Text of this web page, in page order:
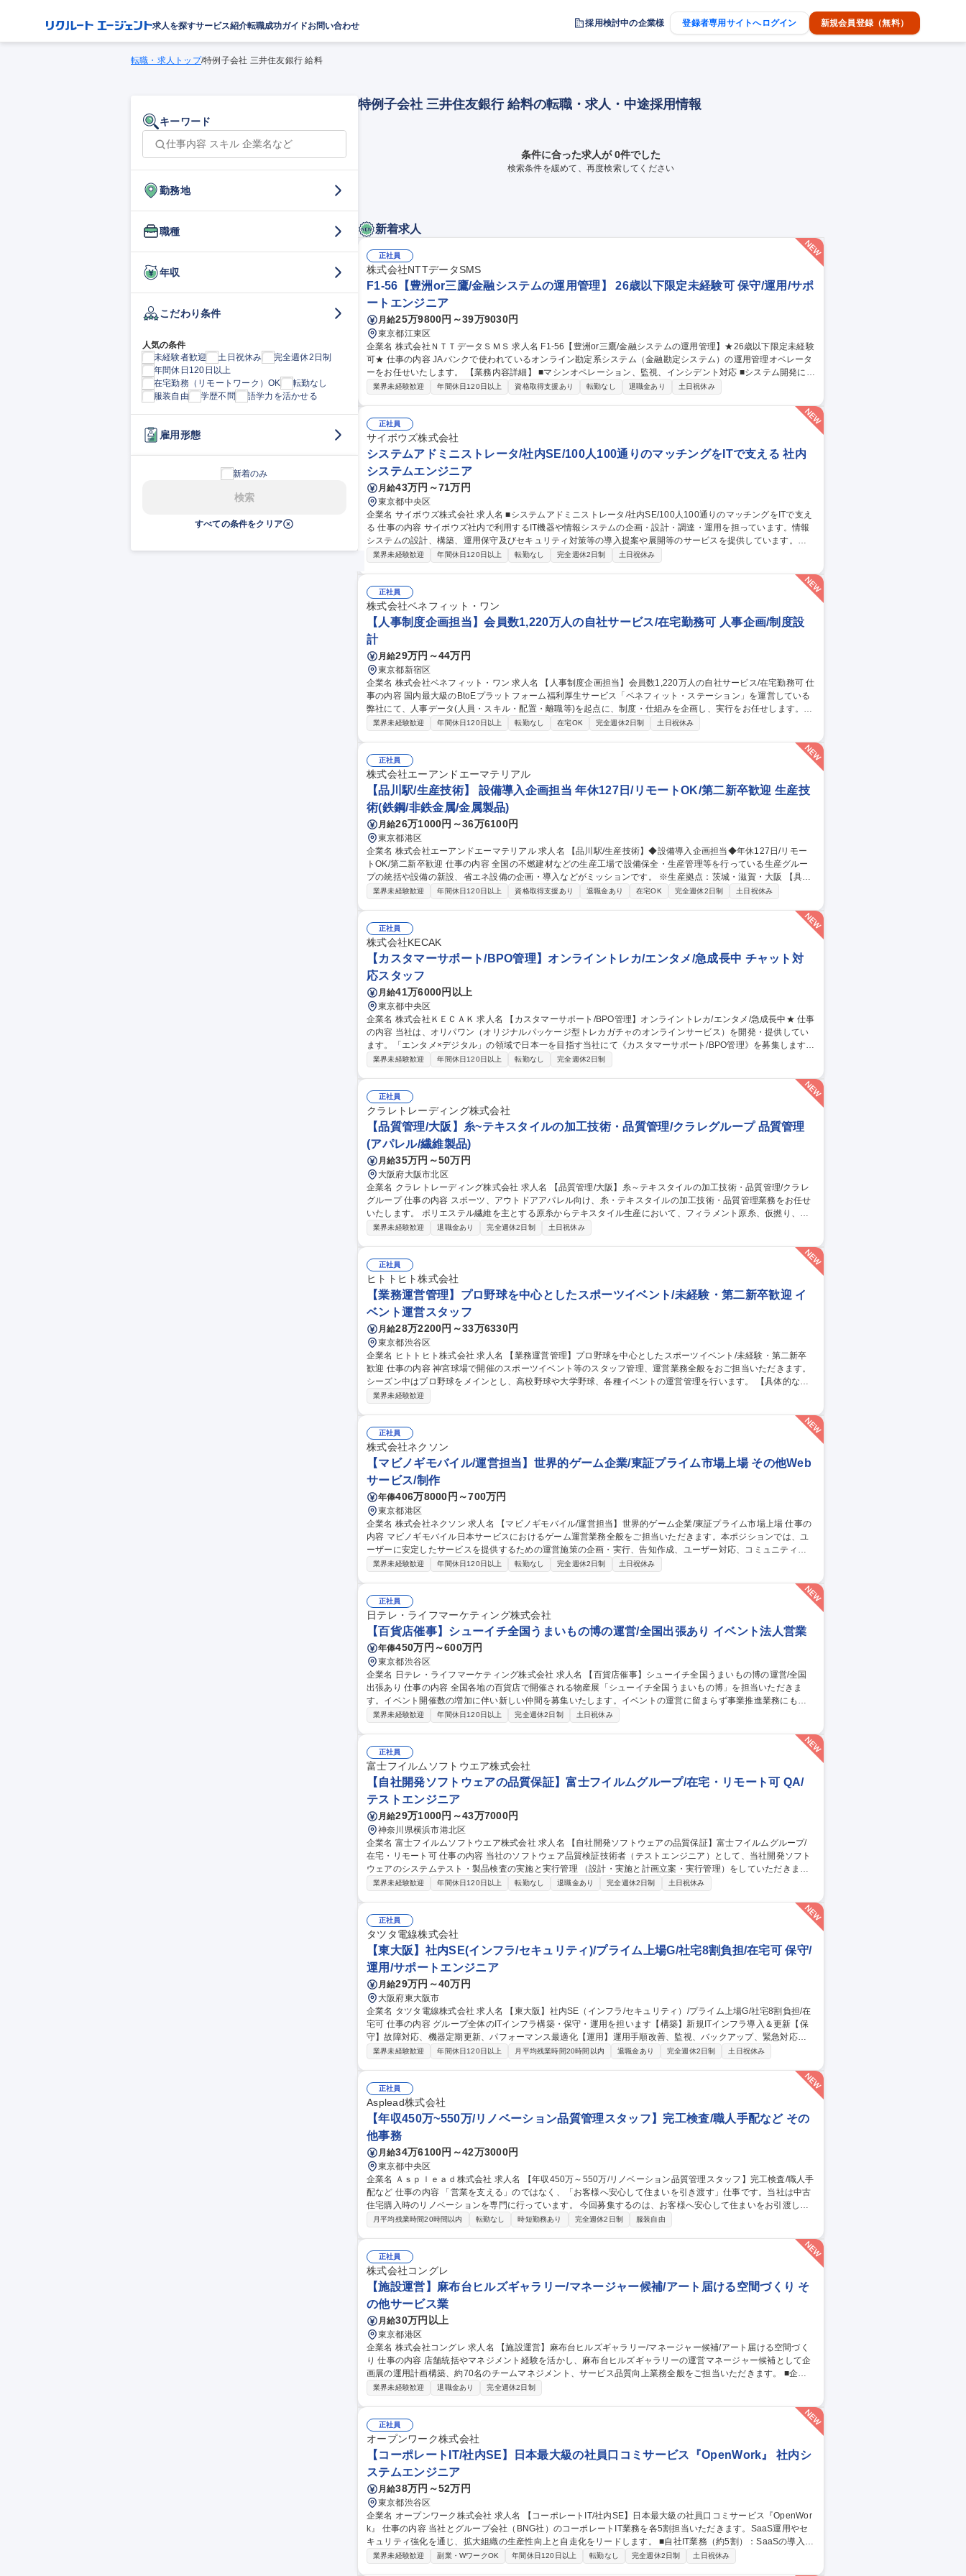
求人を探すサービス紹介転職成功ガイドお問い合わせ 採用検討中の企業様 登録者専用サイトへログイン 新規会員登録（無料）
転職・求人トップ/特例子会社 三井住友銀行 給料
キーワード
勤務地
職種
年収
こだわり条件
人気の条件
未経験者歓迎
土日祝休み
完全週休2日制
年間休日120日以上
在宅勤務（リモートワーク）OK
転勤なし
服装自由
学歴不問 語学力を活かせる
雇用形態
新着のみ
検索
すべての条件をクリア
特例子会社 三井住友銀行 給料の転職・求人・中途採用情報
条件に合った求人が 0件でした
検索条件を緩めて、再度検索してください
新着求人
正社員
株式会社NTTデータSMS
F1-56【豊洲or三鷹/金融システムの運用管理】 26歳以下限定未経験可 保守/運用/サポ
ートエンジニア
月給25万9800円～39万9030円
東京都江東区
企業名 株式会社ＮＴＴデータＳＭＳ 求人名 F1-56【豊洲or三鷹/金融システムの運用管理】★26歳以下限定未経験
可★ 仕事の内容 JAバンクで使われているオンライン勘定系システム（金融勘定システム）の運用管理オペレータ
ーをお任せいたします。 【業務内容詳細】 ■マシンオペレーション、監視、インシデント対応 ■システム開発に伴
う運用受け入れ推進 ■改善活動、各種報告書作成 【業務の魅力】 ITILに基づいた大規模金融システムの運用業務
業界未経験歓迎 年間休日120日以上 資格取得支援あり 転勤なし 退職金あり 土日祝休み
正社員
サイボウズ株式会社
システムアドミニストレータ/社内SE/100人100通りのマッチングをITで支える 社内
システムエンジニア
月給43万円～71万円
東京都中央区
企業名 サイボウズ株式会社 求人名 ■システムアドミニストレータ/社内SE/100人100通りのマッチングをITで支え
る 仕事の内容 サイボウズ社内で利用するIT機器や情報システムの企画・設計・調達・運用を担っています。情報
システムの設計、構築、運用保守及びセキュリティ対策等の導入提案や展開等のサービスを提供しています。
【業務内容】■サイボウズの働き方を支えるITシステムの設計/構築/運用保守■社内用IaaS/SaaS/Idpの設計/構築/運
※当社の企業理念を実現するための社内環境づくり、つまり「チームワークあふれる“会社”を創る」ために「いつ
でも、どこでも、誰とでも、最高の仕事ができるITを提供する」をミッションとしています 募集職種 ■システムア
ドミニストレータ/社内SE/100人100通りのマッチングをITで支える
業界未経験歓迎 年間休日120日以上 転勤なし 完全週休2日制 土日祝休み
正社員
株式会社ベネフィット・ワン
【人事制度企画担当】会員数1,220万人の自社サービス/在宅勤務可 人事企画/制度設
計
月給29万円～44万円
東京都新宿区
企業名 株式会社ベネフィット・ワン 求人名 【人事制度企画担当】会員数1,220万人の自社サービス/在宅勤務可 仕
事の内容 国内最大級のBtoEプラットフォーム福利厚生サービス「ベネフィット・ステーション」を運営している
弊社にて、人事データ(人員・スキル・配置・離職等)を起点に、制度・仕組みを企画し、実行をお任せします。
【詳細】■人事制度(等級・評価・報酬等)の企画・改定・運用■要員計画・人員管理の高度化、モニタリング■人事
事発令・データ管理■人事システム運用改善■雇用契約管理■労務相談・リスク対応※ご経験が少ない場合は育成し
ていきますのでご安心ください※経験に応じ給与や勤怠、福利厚生制度の運用実務もお任せ。 募集職種 【人事制
度企画担当】会員数1,220万人の自社サービス/在宅勤務可
業界未経験歓迎 年間休日120日以上 転勤なし 在宅OK 完全週休2日制 土日祝休み
正社員
株式会社エーアンドエーマテリアル
【品川駅/生産技術】 設備導入企画担当 年休127日/リモートOK/第二新卒歓迎 生産技
術(鉄鋼/非鉄金属/金属製品)
月給26万1000円～36万6100円
東京都港区
企業名 株式会社エーアンドエーマテリアル 求人名 【品川駅/生産技術】◆設備導入企画担当◆年休127日/リモー
トOK/第二新卒歓迎 仕事の内容 全国の不燃建材などの生産工場で設備保全・生産管理等を行っている生産グルー
プの統括や設備の新設、省エネ設備の企画・導入などがミッションです。 ※生産拠点：茨城・滋賀・大阪 【具体
的には】工事や設備リニューアルの審査・稟議対応／新しい省エネ・省人設備などの検討・紹介・導入／新設備
◆設備導入企画担当◆年休127日/リモートOK/第二新卒歓迎
業界未経験歓迎 年間休日120日以上 資格取得支援あり 退職金あり 在宅OK 完全週休2日制 土日祝休み
正社員
株式会社KECAK
【カスタマーサポート/BPO管理】オンライントレカ/エンタメ/急成長中 チャット対
応スタッフ
月給41万6000円以上
東京都中央区
企業名 株式会社ＫＥＣＡＫ 求人名 【カスタマーサポート/BPO管理】オンライントレカ/エンタメ/急成長中★ 仕事
の内容 当社は、オリパワン（オリジナルパッケージ型トレカガチャのオンラインサービス）を開発・提供してい
ます。「エンタメ×デジタル」の領域で日本一を目指す当社にて《カスタマーサポート/BPO管理》を募集します！
社内CSチームの一員としてBPO（外部委託先）の管理・育成をご担当。品質管理や教育、社内連携を通じサービ
新 ■対応品質モニタリング・SLA/KPI管理 ■トレーニング実施・フィードバック 【仕事の魅力】急成長組織でCS
の仕組み化に挑戦でき、ユーザーの熱量を直に感じながら体験価値向上に貢献できます。 募集職種 【カスタマー
サポート/BPO管理】オンライントレカ/エンタメ/急成長中★
業界未経験歓迎 年間休日120日以上 転勤なし 完全週休2日制
正社員
クラレトレーディング株式会社
【品質管理/大阪】糸~テキスタイルの加工技術・品質管理/クラレグループ 品質管理
(アパレル/繊維製品)
月給35万円～50万円
大阪府大阪市北区
企業名 クラレトレーディング株式会社 求人名 【品質管理/大阪】糸～テキスタイルの加工技術・品質管理/クラレ
グループ 仕事の内容 スポーツ、アウトドアアパレル向け、糸・テキスタイルの加工技術・品質管理業務をお任せ
いたします。 ポリエステル繊維を主とする原糸からテキスタイル生産において、フィラメント原糸、仮撚り、紡
績、織、編、染などの協力外注工場と連携し、加工技術対応や品質管理に従事。 ■出張：主に国内 3回前後/月。海
業界未経験歓迎 退職金あり 完全週休2日制 土日祝休み
正社員
ヒトトヒト株式会社
【業務運営管理】プロ野球を中心としたスポーツイベント/未経験・第二新卒歓迎 イ
ベント運営スタッフ
月給28万2200円～33万6330円
東京都渋谷区
企業名 ヒトトヒト株式会社 求人名 【業務運営管理】プロ野球を中心としたスポーツイベント/未経験・第二新卒
歓迎 仕事の内容 神宮球場で開催のスポーツイベント等のスタッフ管理、運営業務全般をおご担当いただきます。
シーズン中はプロ野球をメインとし、高校野球や大学野球、各種イベントの運営管理を行います。 【具体的な業
務】 ・各担当エリアのマネジメント（スタッフ・整備・物販・イベント） ・アルバイトの手配、現場での指示だ
験の方も安心です！ 募集職種 【業務運営管理】プロ野球を中心としたスポーツイベント/未経験・第二新卒歓迎
業界未経験歓迎
正社員
株式会社ネクソン
【マビノギモバイル/運営担当】世界的ゲーム企業/東証プライム市場上場 その他Web
サービス/制作
年俸406万8000円～700万円
東京都港区
企業名 株式会社ネクソン 求人名 【マビノギモバイル/運営担当】世界的ゲーム企業/東証プライム市場上場 仕事の
内容 マビノギモバイル日本サービスにおけるゲーム運営業務全般をご担当いただきます。本ポジションでは、ユ
ーザーに安定したサービスを提供するための運営施策の企画・実行、告知作成、ユーザー対応、コミュニティ運
営 など、Liveサービス運営に関わる幅広い業務をご担当いただきます。 また、ゲーム内イベントと連動したSNS
場
業界未経験歓迎 年間休日120日以上 転勤なし 完全週休2日制 土日祝休み
正社員
日テレ・ライフマーケティング株式会社
【百貨店催事】シューイチ全国うまいもの博の運営/全国出張あり イベント法人営業
年俸450万円～600万円
東京都渋谷区
企業名 日テレ・ライフマーケティング株式会社 求人名 【百貨店催事】シューイチ全国うまいもの博の運営/全国
出張あり 仕事の内容 全国各地の百貨店で開催される物産展「シューイチ全国うまいもの博」を担当いただきま
す。イベント開催数の増加に伴い新しい仲間を募集いたします。イベントの運営に留まらず事業推進業務にも携
わっていただきます ■「シューイチ全国うまいもの博」の運営 ※メイン業務 1.イベントへの出店社誘致および管
シューイチ全国うまいもの博の運営/全国出張あり
業界未経験歓迎 年間休日120日以上 完全週休2日制 土日祝休み
正社員
富士フイルムソフトウエア株式会社
【自社開発ソフトウェアの品質保証】富士フイルムグループ/在宅・リモート可 QA/
テストエンジニア
月給29万1000円～43万7000円
神奈川県横浜市港北区
企業名 富士フイルムソフトウエア株式会社 求人名 【自社開発ソフトウェアの品質保証】富士フイルムグループ/
在宅・リモート可 仕事の内容 当社のソフトウェア品質検証技術者（テストエンジニア）として、当社開発ソフト
ウェアのシステムテスト・製品検査の実施と実行管理 （設計・実施と計画立案・実行管理）をしていただきま
す。 【業務詳細】品質・効率（ex. テスト自動化）の向上や、今後のCloud/AI/IoT/DevOps時代のテスト・品質保
【自社開発ソフトウェアの品質保証】富士フイルムグループ/在宅・リモート可
業界未経験歓迎 年間休日120日以上 転勤なし 退職金あり 完全週休2日制 土日祝休み
正社員
タツタ電線株式会社
【東大阪】社内SE(インフラ/セキュリティ)/プライム上場G/社宅8割負担/在宅可 保守/
運用/サポートエンジニア
月給29万円～40万円
大阪府東大阪市
企業名 タツタ電線株式会社 求人名 【東大阪】社内SE（インフラ/セキュリティ）/プライム上場G/社宅8割負担/在
宅可 仕事の内容 グループ全体のITインフラ構築・保守・運用を担います【構築】新規ITインフラ導入＆更新【保
守】故障対応、機器定期更新、パフォーマンス最適化【運用】運用手順改善、監視、バックアップ、緊急対応、
ヘルプデスク 一般的なシステム開発は対応せず、主にサーバ、セキュリティ、ネットワーク、IT端末管理をお願
MS(ISO/IEC 22301)関連 ・ITベンダー対応（製品調査・購入・納品対応、営業・技術担当とのやりとり等） ・新
規ITソリューションの調査、導入検討 ・外注パートナー対応（問題点の整理と説明、成果物のレビュー） 募集職
種 【東大阪】社内SE（インフラ/セキュリティ）/プライム上場G/社宅8割負担/在宅可
業界未経験歓迎 年間休日120日以上 月平均残業時間20時間以内 退職金あり 完全週休2日制 土日祝休み
正社員
Asplead株式会社
【年収450万~550万/リノベーション品質管理スタッフ】完工検査/職人手配など その
他事務
月給34万6100円～42万3000円
東京都中央区
企業名 Ａｓｐｌｅａｄ株式会社 求人名 【年収450万～550万/リノベーション品質管理スタッフ】完工検査/職人手
配など 仕事の内容 「営業を支える」のではなく、「お客様へ安心して住まいを引き渡す」仕事です。当社は中古
住宅購入時のリノベーションを専門に行っています。 今回募集するのは、お客様へ安心して住まいをお引渡しす
るために 欠かせない品質管理・現場サポートスタッフです。工事がスムーズに進むよう現場を支え、施工品質を
■職人への是正依頼■是正工事の日程調整■工事申請書類の作成・提出 ■近隣へのご挨拶■キーボックスの回収など
★外回りが中心/社用車で現場を巡回します。iPad支給で現場でも書類作成や写真管理が可能です。 募集職種 【年
収450万～550万/リノベーション品質管理スタッフ】完工検査/職人手配など
月平均残業時間20時間以内 転勤なし 時短勤務あり 完全週休2日制 服装自由
正社員
株式会社コングレ
【施設運営】麻布台ヒルズギャラリー/マネージャー候補/アート届ける空間づくり そ
の他サービス業
月給30万円以上
東京都港区
企業名 株式会社コングレ 求人名 【施設運営】麻布台ヒルズギャラリー/マネージャー候補/アート届ける空間づく
り 仕事の内容 店舗統括やマネジメント経験を活かし、麻布台ヒルズギャラリーの運営マネージャー候補として企
画展の運用計画構築、約70名のチームマネジメント、サービス品質向上業務全般をご担当いただきます。 ■企画
展運営：クライアント・協力会社との折衝、運営計画・オペレーション構築、予算管理 ■チームマネジメント：約
運営】麻布台ヒルズギャラリー/マネージャー候補/アート届ける空間づくり
業界未経験歓迎 退職金あり 完全週休2日制
正社員
オープンワーク株式会社
【コーポレートIT/社内SE】日本最大級の社員口コミサービス『OpenWork』 社内シ
ステムエンジニア
月給38万円～52万円
東京都渋谷区
企業名 オープンワーク株式会社 求人名 【コーポレートIT/社内SE】日本最大級の社員口コミサービス『OpenWor
k』 仕事の内容 当社とグループ会社（BNG社）のコーポレートIT業務を各5割担当いただきます。SaaS運用やセ
キュリティ強化を通じ、拡大組織の生産性向上と自走化をリードします。 ■自社IT業務（約5割）：SaaSの導入・
運用改善、OA機器管理、ISMS運用等のセキュリティ強化、社内ヘルプデスク。 ■BNG社IT支援（約5割・週2～3
業界未経験歓迎 副業・WワークOK 年間休日120日以上 転勤なし 完全週休2日制 土日祝休み